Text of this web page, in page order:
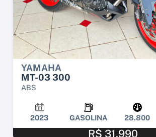
YAMAHA
MT-03 300
ABS
2023 GASOLINA 28.800
R$ 31.990